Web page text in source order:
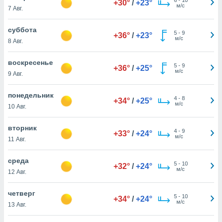
действия
рекламу
нашей
cookie
cookie
в
нашего
7 Авг.
+30° / +23°
м/с
суббота
8 Авг.
+36° / +23° 5- 9
м/с
воскресенье
9 Авг.
+36° / +25° 5- 9
м/с
понедельник
10 Авг.
+34° / +25° 4- 8
м/с
вторник
11 Авг.
+33° / +24° 4- 9
м/с
среда
12 Авг.
+32° / +24° 5- 10
м/с
четверг
13 Авг.
+34° / +24° 5- 10
м/с